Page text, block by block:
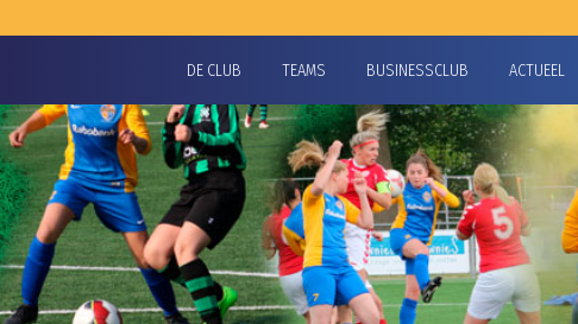
DE CLUB TEAMS BUSINESSCLUB ACTUEEL